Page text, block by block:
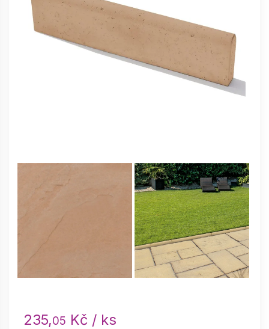
235,05 Kč / ks